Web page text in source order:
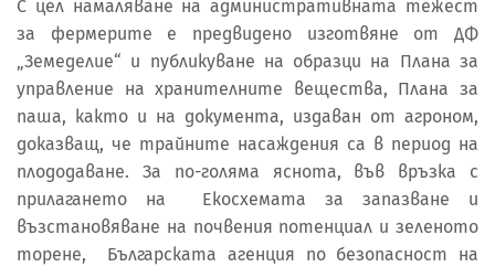
С цел намаляване на административната тежест
за фермерите е предвидено изготвяне от ДФ
„Земеделие“ и публикуване на образци на Плана за
управление на хранителните вещества, Плана за
паша, както и на документа, издаван от агроном,
доказващ, че трайните насаждения са в период на
плододаване. За по-голяма яснота, във връзка с
прилагането на Екосхемата за запазване и
възстановяване на почвения потенциал и зеленото
торене, Българската агенция по безопасност на